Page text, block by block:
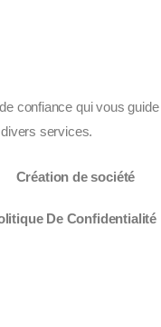
confiance qui vous
services.
Création de société
De Confidentialité